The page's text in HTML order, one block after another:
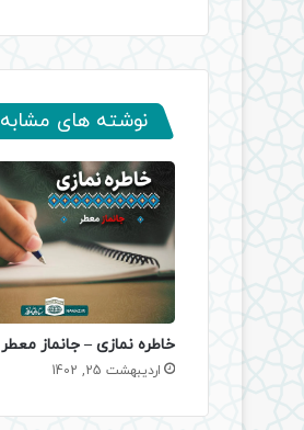
نوشته های مشابه
خاطره نمازی – جانماز معطر
اردیبهشت 25, 1402